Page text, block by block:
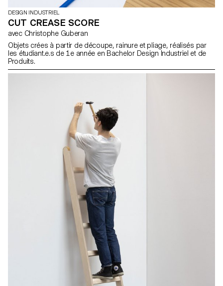
DESIGN INDUSTRIEL
CUT CREASE SCORE
avec Christophe Guberan
Objets crées à partir de découpe, rainure et pliage, réalisés par
les étudiant.e.s de 1e année en Bachelor Design Industriel et de
Produits.